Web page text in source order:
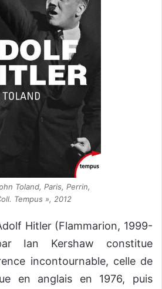
Toland, Paris, Perrin,
Tempus », 2012
Hitler (Flammarion, 1999-
Ian Kershaw constitue
incontournable, celle de
en anglais en 1976, puis